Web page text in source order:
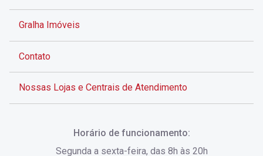
Gralha Imóveis
Contato
Nossas Lojas e Centrais de Atendimento
Horário de funcionamento:
Segunda a sexta-feira, das 8h às 20h